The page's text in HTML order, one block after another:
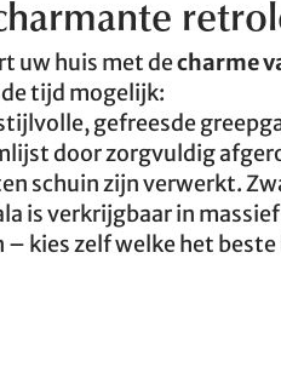
uw huis met decharme
tijd mogelijk:
gefreesde
door zorgvuldig
schuin zijn verwerkt.
is verkrijgbaar in
– kies zelf welke het